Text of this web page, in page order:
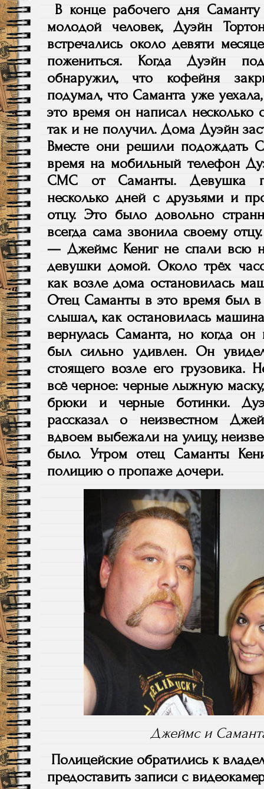
В конце рабочего дня
молодой человек, Дуэйн
встречались около девяти
пожениться. Когда Дуэйн
обнаружил, что кофейня
подумал, что Саманта уже
это время он написал несколько
так и не получил. Дома Дуэйн
Вместе они решили подождать
время на мобильный телефон
СМС от Саманты. Девушка
несколько дней с друзьями и
отцу. Это было довольно
всегда сама звонила своему
— Джеймс Кениг не спали всю
девушки домой. Около трёх
как возле дома остановилась
Отец Саманты в это время был в
слышал, как остановилась
вернулась Саманта, но когда
был сильно удивлен. Он
стоящего возле его грузовика.
всё черное: черные лыжную
брюки и черные ботинки.
рассказал о неизвестном
вдвоем выбежали на улицу,
было. Утром отец Саманты
полицию о пропаже дочери.
Джеймс и
Полицейские обратились к
предоставить записи с